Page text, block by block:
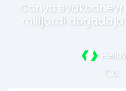
Canva
milijardi
0